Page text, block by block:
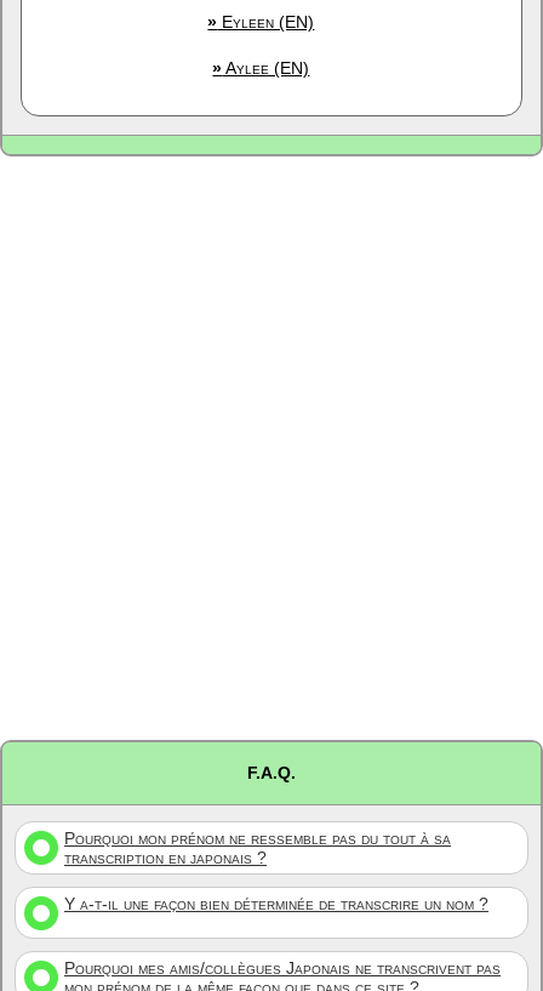
» Eyleen (EN)
»Aylee (EN)
F.A.Q.
Pourquoi mon prénom ne ressemble pas du tout à sa
transcription en japonais ?
Y a-t-il une façon bien déterminée de transcrire un nom ?
Pourquoi mes amis/collègues Japonais ne transcrivent pas